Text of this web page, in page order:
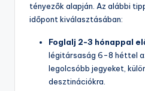
tényezők alapján. Az alábbi
időpont kiválasztásában:
Foglalj 2-3 hónappal
légitársaság 6-8 héttel
legolcsóbb jegyeket,
desztinációkra.